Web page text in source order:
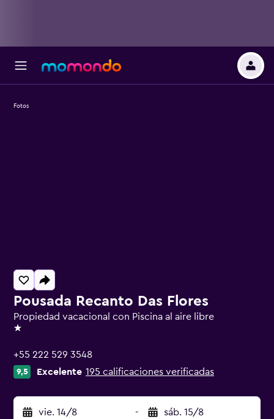
Pousada Recanto Das Flores
Propiedad vacacional con Piscina al aire libre
1 estrella
+55 222 529 3548
9,5 Excelente 195 calificaciones verificadas
vie. 14/8 - sáb. 15/8
Fotos